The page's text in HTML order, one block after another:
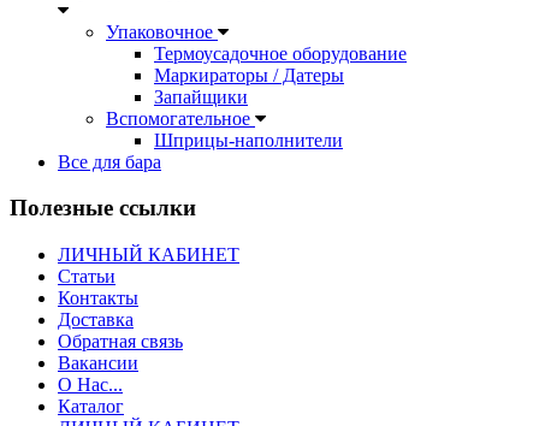
Упаковочное
Термоусадочное оборудование
Маркираторы / Датеры
Запайщики
Вспомогательное
Шприцы-наполнители
Все для бара
Полезные ссылки
ЛИЧНЫЙ КАБИНЕТ
Статьи
Контакты
Доставка
Обратная связь
Вакансии
О Нас...
Каталог